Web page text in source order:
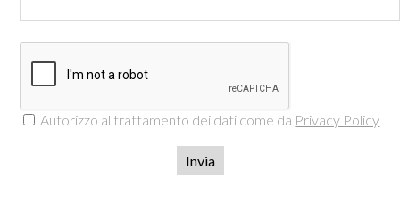
Autorizzo al trattamento dei dati come da Privacy Policy
Invia